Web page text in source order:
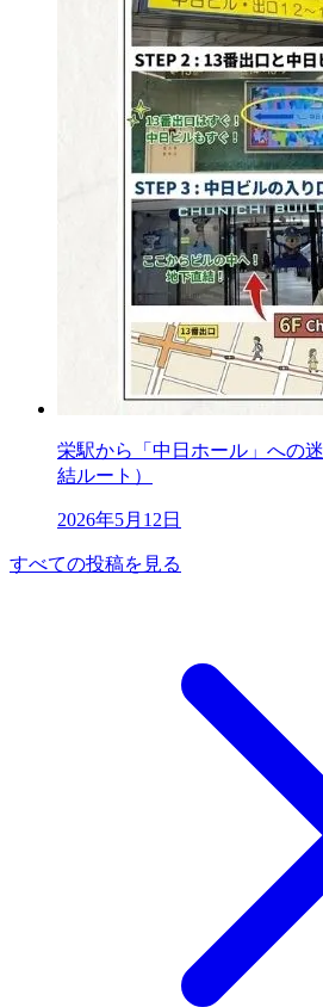
栄駅から「中日ホール」への
結ルート）
2026年5月12日
すべての投稿を見る